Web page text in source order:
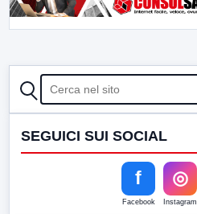
CERCA
SEGUICI SUI SOCIAL
f
Facebook
◎
Instagram